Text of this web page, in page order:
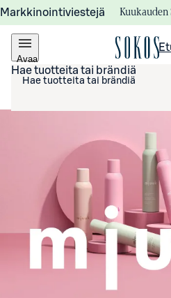
Markkinointiviestejä Kuukauden
Avaa
valikko
Hae tuotteita tai brändiä